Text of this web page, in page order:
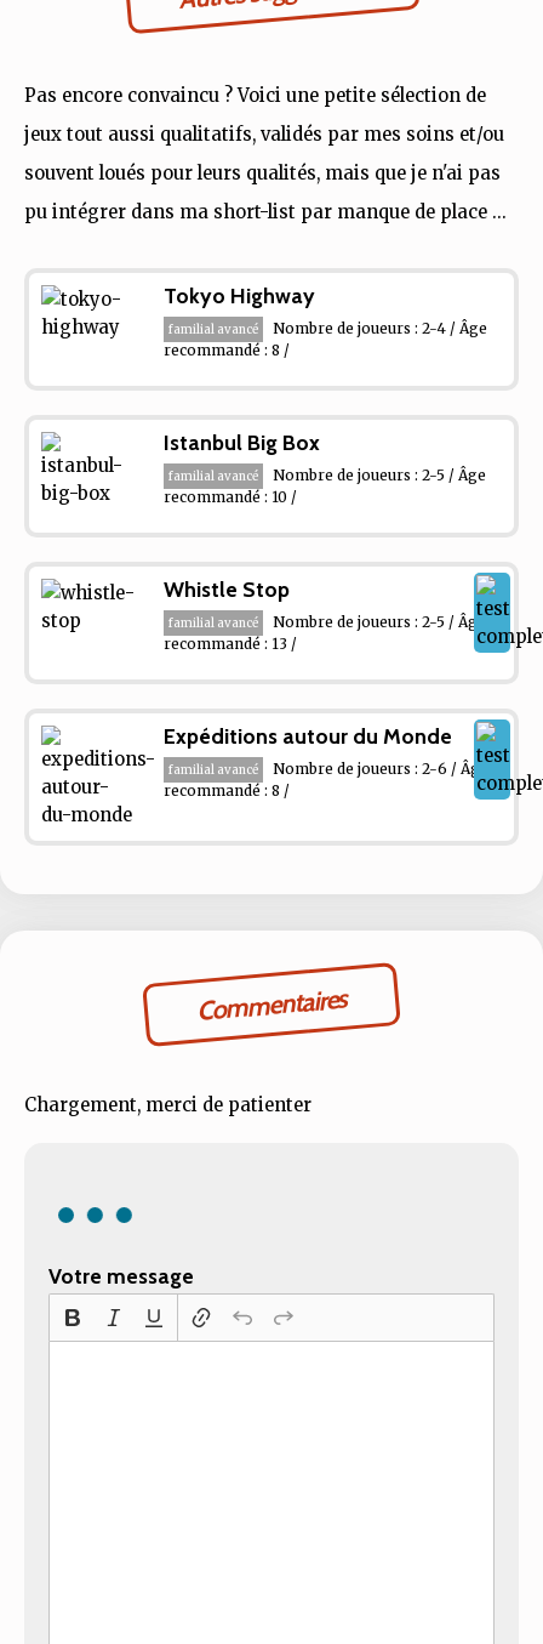
Pas encore convaincu ? Voici une petite sélection de
jeux tout aussi qualitatifs, validés par mes soins et/ou
souvent loués pour leurs qualités, mais que je n'ai pas
pu intégrer dans ma short-list par manque de place ...
Tokyo Highway
familial avancé
Nombre de joueurs : 2-4 / Âge
recommandé : 8 /
Istanbul Big Box
familial avancé
Nombre de joueurs : 2-5 / Âge
recommandé : 10 /
Whistle Stop
familial avancé
Nombre de joueurs : 2-5 / Âge
recommandé : 13 /
Expéditions autour du Monde
familial avancé
Nombre de joueurs : 2-6 / Âge
recommandé : 8 /
Commentaires
Chargement, merci de patienter
Votre message